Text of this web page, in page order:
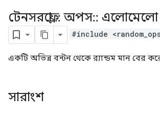
টেনসরফ্লো:: অপস:: এলোমেলো
#include
একটি অভিন্ন বন্টন থেকে র‍্যান্ডম মান বের
সারাংশ